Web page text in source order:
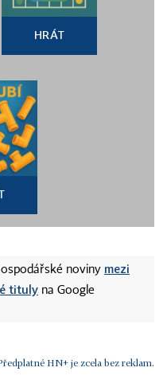
HRÁT
noviny mezi
tituly na Google
HN+ je zcela bez reklam.